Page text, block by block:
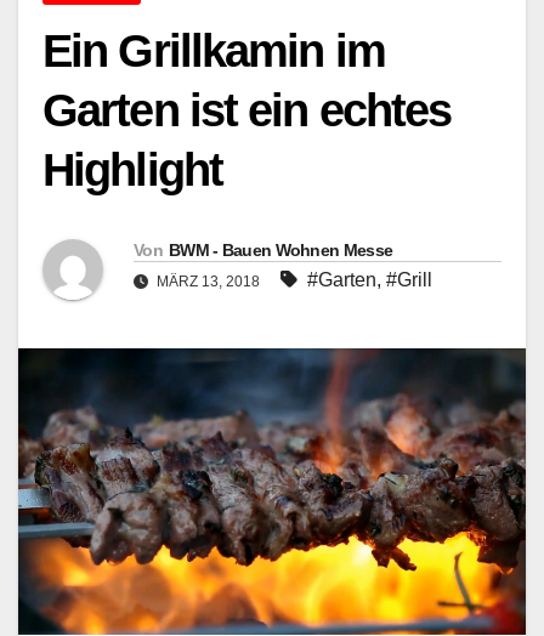
Ein Grillkamin im
Garten ist ein echtes
Highlight
Von BWM - Bauen Wohnen Messe
MÄRZ 13, 2018 #Garten, #Grill